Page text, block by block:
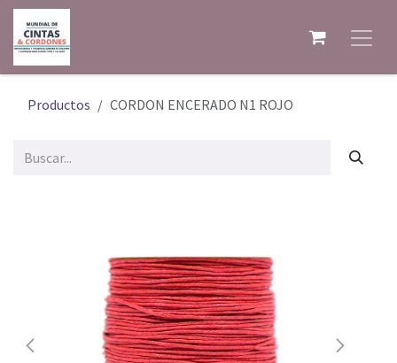
Ir al contenido
Productos CORDON ENCERADO N1 ROJO